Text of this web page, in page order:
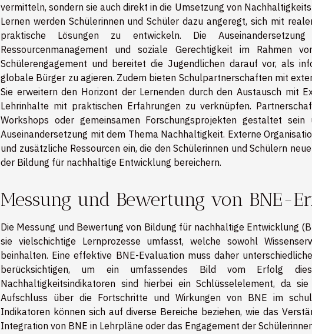
vermitteln, sondern sie auch direkt in die Umsetzung von
Lernen werden Schülerinnen und Schüler dazu angeregt, sich mit
praktische Lösungen zu entwickeln. Die
Ressourcenmanagement und soziale Gerechtigkeit im Rahmen
Schülerengagement und bereitet die Jugendlichen darauf vor, als
globale Bürger zu agieren. Zudem bieten Schulpartnerschaften mit
Sie erweitern den Horizont der Lernenden durch den Austausch mit
Lehrinhalte mit praktischen Erfahrungen zu verknüpfen.
Workshops oder gemeinsamen Forschungsprojekten gestaltet
Auseinandersetzung mit dem Thema Nachhaltigkeit. Externe
und zusätzliche Ressourcen ein, die den Schülerinnen und Schülern
der Bildung für nachhaltige Entwicklung bereichern.
Messung und Bewertung von BNE-
Die Messung und Bewertung von Bildung für nachhaltige Entwicklung
sie vielschichtige Lernprozesse umfasst, welche sowohl
beinhalten. Eine effektive BNE-Evaluation muss daher
berücksichtigen, um ein umfassendes Bild vom Erfolg
Nachhaltigkeitsindikatoren sind hierbei ein Schlüsselelement, da
Aufschluss über die Fortschritte und Wirkungen von BNE im
Indikatoren können sich auf diverse Bereiche beziehen, wie das
Integration von BNE in Lehrpläne oder das Engagement der